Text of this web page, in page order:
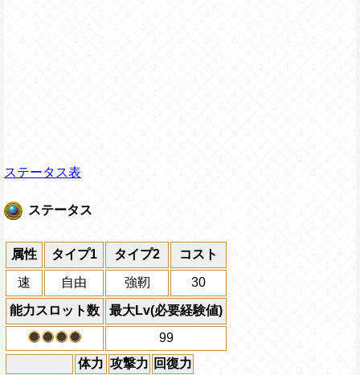
ステータス表
ステータス
属性 タイプ1 タイプ2 コスト
速 自由 強靭 30
能力スロット数
最大Lv(必要経験値)
99
体力 攻撃力 回復力